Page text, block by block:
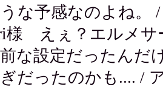
な予感なのよね。 /
様 えぇ？エルメサ
な設定だったんだ
だったのかも.... /